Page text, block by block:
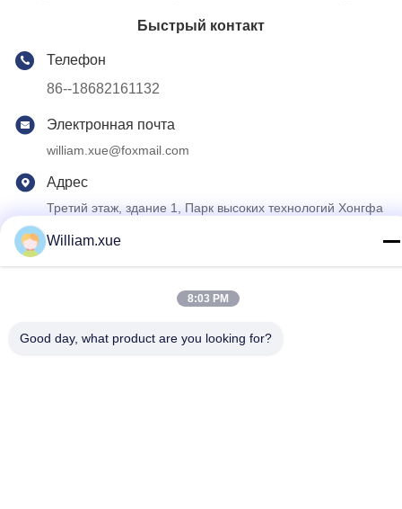
Быстрый контакт
Телефон
86--18682161132
Электронная почта
william.xue@foxmail.com
Адрес
Третий этаж, здание 1, Парк высоких технологий Хонгфа
Шэньчжэнь
Политика уединения|Карта сайта
полного цвета Поставщик. © авторского права 2022-2026
William.xue
8:03 PM
Good day, what product are you looking for?